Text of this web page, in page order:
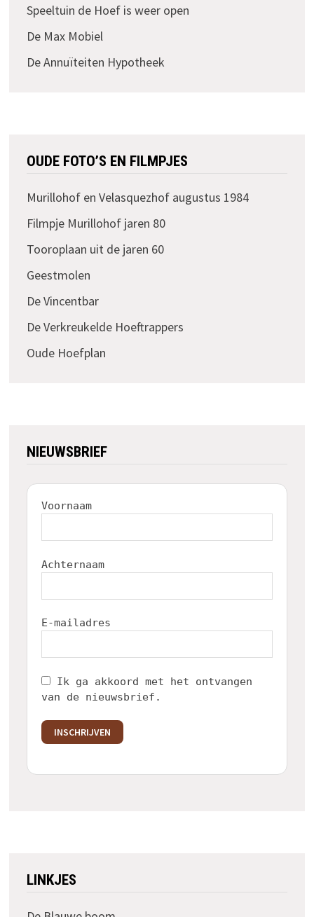
Speeltuin de Hoef is weer open
De Max Mobiel
De Annuïteiten Hypotheek
OUDE FOTO’S EN FILMPJES
Murillohof en Velasquezhof augustus 1984
Filmpje Murillohof jaren 80
Tooroplaan uit de jaren 60
Geestmolen
De Vincentbar
De Verkreukelde Hoeftrappers
Oude Hoefplan
NIEUWSBRIEF
Voornaam
Achternaam
E-mailadres
Ik ga akkoord met het ontvangen
van de nieuwsbrief.
INSCHRIJVEN
LINKJES